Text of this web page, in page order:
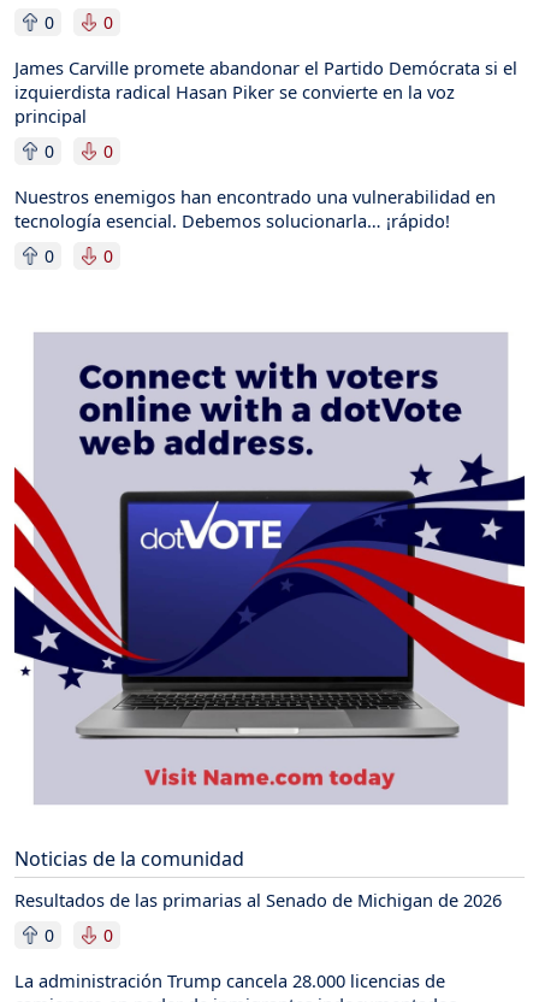
0 0
James Carville promete abandonar el Partido Demócrata si el
izquierdista radical Hasan Piker se convierte en la voz
principal
0 0
Nuestros enemigos han encontrado una vulnerabilidad en
tecnología esencial. Debemos solucionarla… ¡rápido!
0 0
Noticias de la comunidad
Resultados de las primarias al Senado de Michigan de 2026
0 0
La administración Trump cancela 28.000 licencias de